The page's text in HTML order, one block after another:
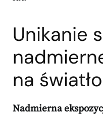
Unikanie
na
Nadmierna